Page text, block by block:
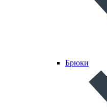
Брюки